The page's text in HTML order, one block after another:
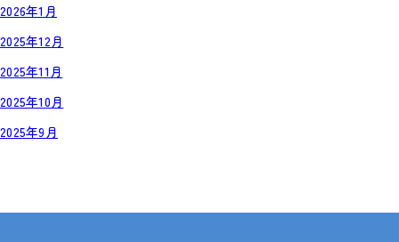
2026年1月
2025年12月
2025年11月
2025年10月
2025年9月